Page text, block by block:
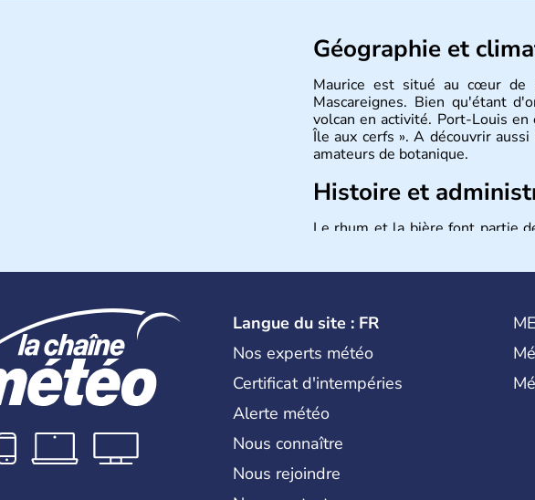
Géographie et
Maurice est situé au cœur de
Mascareignes. Bien qu'étant
volcan en activité. Port-Louis
Île aux cerfs ». A découvrir
amateurs de botanique.
Histoire et
Le rhum et la bière font partie
Langue du site : FR
Nos experts météo
Certificat d'intempéries
Alerte météo
Nous connaître
Nous rejoindre